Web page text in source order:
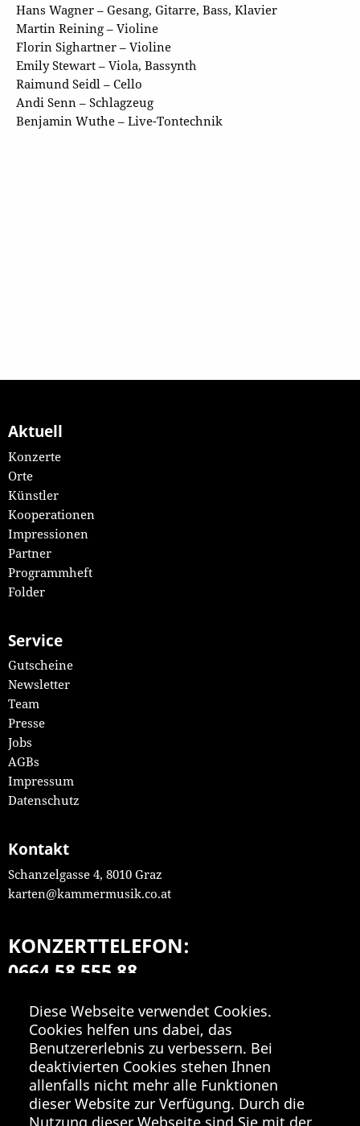
Diese Webseite verwendet Cookies.
Cookies helfen uns dabei, das
Benutzererlebnis zu verbessern. Bei
deaktivierten Cookies stehen Ihnen
allenfalls nicht mehr alle Funktionen
dieser Website zur Verfügung. Durch die
Nutzung dieser Webseite sind Sie mit der
Hans Wagner – Gesang, Gitarre, Bass, Klavier
Martin Reining – Violine
Florin Sighartner – Violine
Emily Stewart – Viola, Bassynth
Raimund Seidl – Cello
Andi Senn – Schlagzeug
Benjamin Wuthe – Live-Tontechnik
Aktuell
Konzerte
Orte
Künstler
Kooperationen
Impressionen
Partner
Programmheft
Folder
Service
Gutscheine
Newsletter
Team
Presse
Jobs
AGBs
Impressum
Datenschutz
Kontakt
Schanzelgasse 4, 8010 Graz
karten@kammermusik.co.at
KONZERTTELEFON:
0664 58 555 88
Mo-Fr 9:00-18:00